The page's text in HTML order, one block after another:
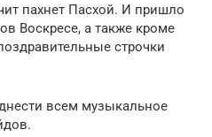
пахнет Пасхой. И пришло
Воскресе, а также кроме
строчки
всем музыкальное